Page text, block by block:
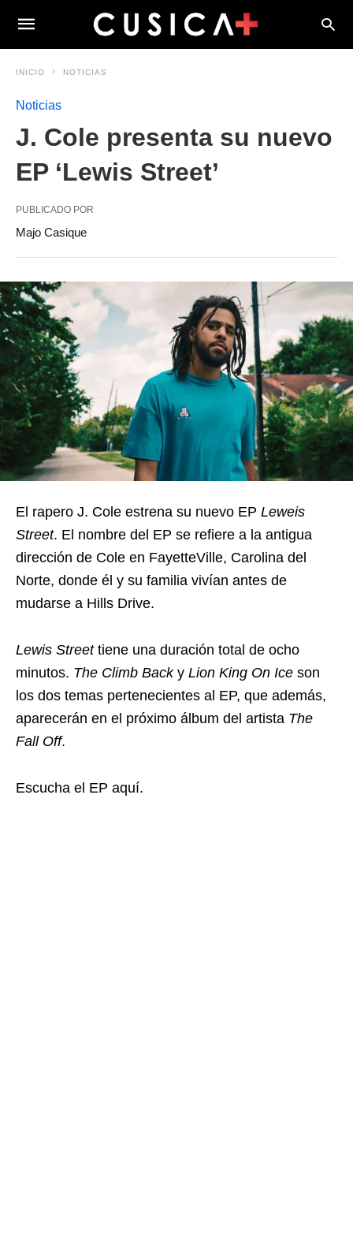
INICIO NOTICIAS
Noticias
J. Cole presenta su nuevo
EP ‘Lewis Street’
PUBLICADO POR
Majo Casique
El rapero J. Cole estrena su nuevo EP Leweis
Street. El nombre del EP se refiere a la antigua
dirección de Cole en FayetteVille, Carolina del
Norte, donde él y su familia vivían antes de
mudarse a Hills Drive.
Lewis Street tiene una duración total de ocho
minutos. The Climb Backy Lion King On Ice son
los dos temas pertenecientes al EP, que además,
aparecerán en el próximo álbum del artista The
Fall Off.
Escucha el EP aquí.